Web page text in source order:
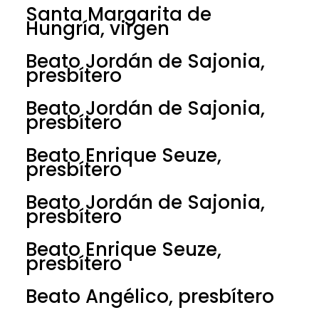
Santa Margarita de
Hungría, virgen
Beato Jordán de Sajonia,
presbítero
Beato Jordán de Sajonia,
presbítero
Beato Enrique Seuze,
presbítero
Beato Jordán de Sajonia,
presbítero
Beato Enrique Seuze,
presbítero
Beato Angélico, presbítero